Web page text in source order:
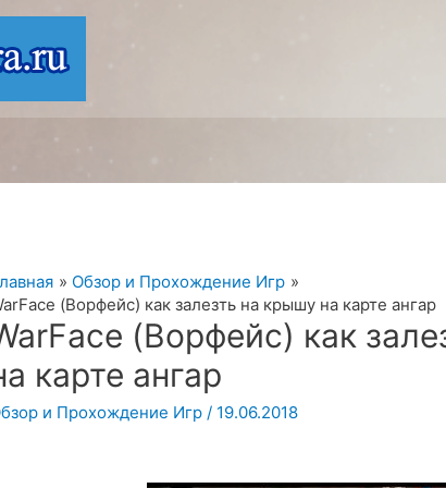
Обзор и Прохождение Игр
(Ворфейс) как залезть на крышу на карте ангар
(Ворфейс) как
карте ангар
и Прохождение Игр / 19.06.2018